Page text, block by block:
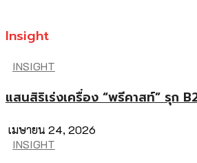
Insight
INSIGHT
แสนสิริเร่งเครื่อง “พรีคาสท์” รุก
เมษายน 24, 2026
INSIGHT